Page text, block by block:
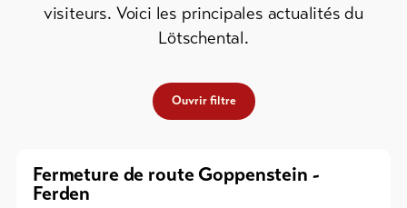
Forfaitsvisiteurs. Voici les principales actualités du
Lötschental.
Ouvrir filtre
Fermeture de route Goppenstein -
Ferden